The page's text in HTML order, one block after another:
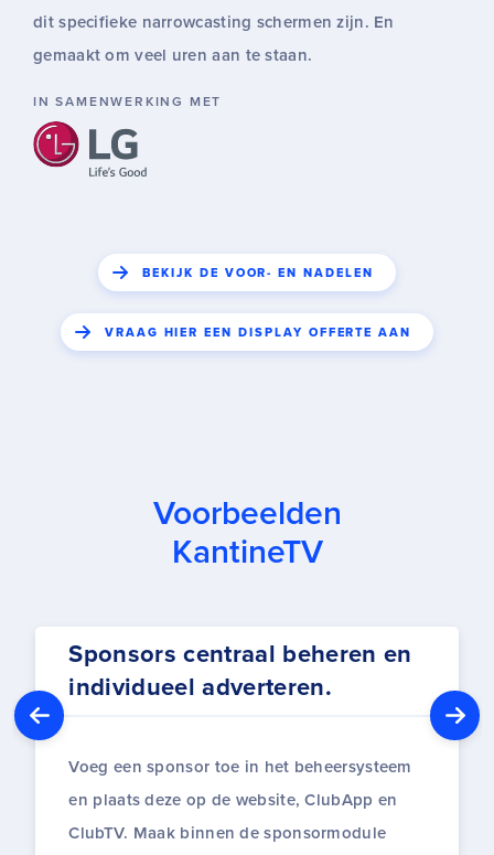
dit specifieke narrowcasting schermen zijn. En
gemaakt om veel uren aan te staan.
IN SAMENWERKING MET
BEKIJK DE VOOR- EN NADELEN
VRAAG HIER EEN DISPLAY OFFERTE AAN
Voorbeelden
KantineTV
Sponsors centraal beheren en
individueel adverteren.
Voeg een sponsor toe in het beheersysteem
en plaats deze op de website, ClubApp en
ClubTV. Maak binnen de sponsormodule